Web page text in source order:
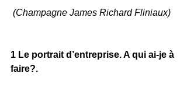
(Champagne James Richard Fliniaux)
1 Le portrait d’entreprise. A qui ai-je à
faire?.